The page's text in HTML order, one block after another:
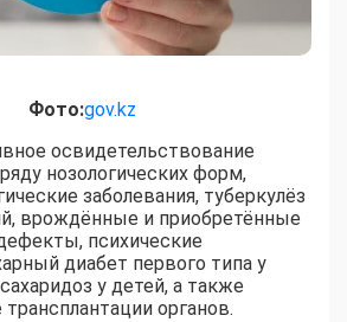
Фото:gov.kz
освидетельствование
нозологических форм,
заболевания, туберкулёз
врождённые и приобретённые
психические
диабет первого типа у
у детей, а также
органов.